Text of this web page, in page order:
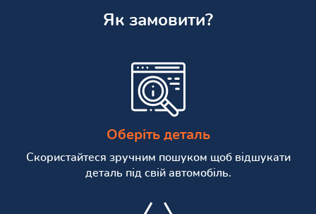
Як замовити?
Оберіть деталь
Скористайтеся зручним пошуком щоб відшукати
деталь під свій автомобіль.